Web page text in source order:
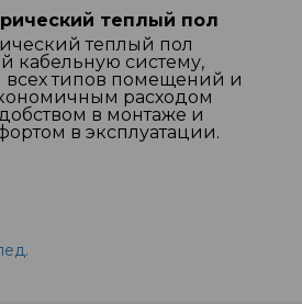
теплый пол
теплый пол
кабельную систему,
типов помещений и
расходом
в монтаже и
в эксплуатации.